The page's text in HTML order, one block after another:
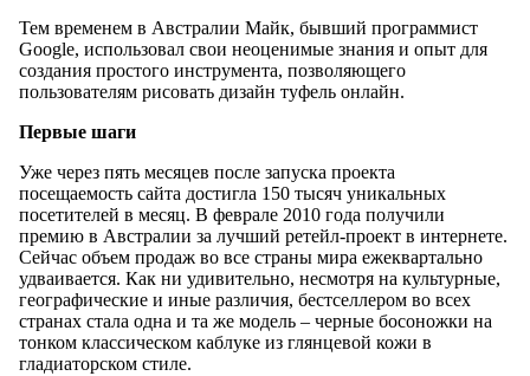
Тем временем в Австралии Майк, бывший программист
Google, использовал свои неоценимые знания и опыт для
создания простого инструмента, позволяющего
пользователям рисовать дизайн туфель онлайн.
Первые шаги
Уже через пять месяцев после запуска проекта
посещаемость сайта достигла 150 тысяч уникальных
посетителей в месяц. В феврале 2010 года получили
премию в Австралии за лучший ретейл-проект в интернете.
Сейчас объем продаж во все страны мира ежеквартально
удваивается. Как ни удивительно, несмотря на культурные,
географические и иные различия, бестселлером во всех
странах стала одна и та же модель – черные босоножки на
тонком классическом каблуке из глянцевой кожи в
гладиаторском стиле.